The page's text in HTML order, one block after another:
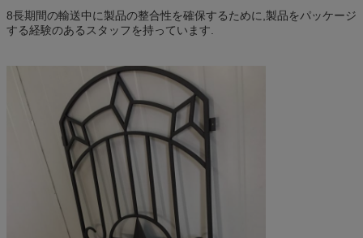
8長期間の輸送中に製品の整合性を確保するために,製品をパッケージ
する経験のあるスタッフを持っています.